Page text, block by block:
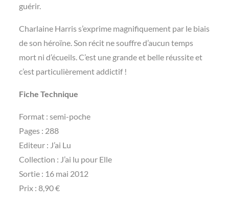
guérir.
Charlaine Harris s’exprime magnifiquement par le biais
de son héroïne. Son récit ne souffre d’aucun temps
mort ni d’écueils. C’est une grande et belle réussite et
c’est particulièrement addictif !
Fiche Technique
Format : semi-poche
Pages : 288
Editeur : J’ai Lu
Collection : J’ai lu pour Elle
Sortie : 16 mai 2012
Prix : 8,90 €